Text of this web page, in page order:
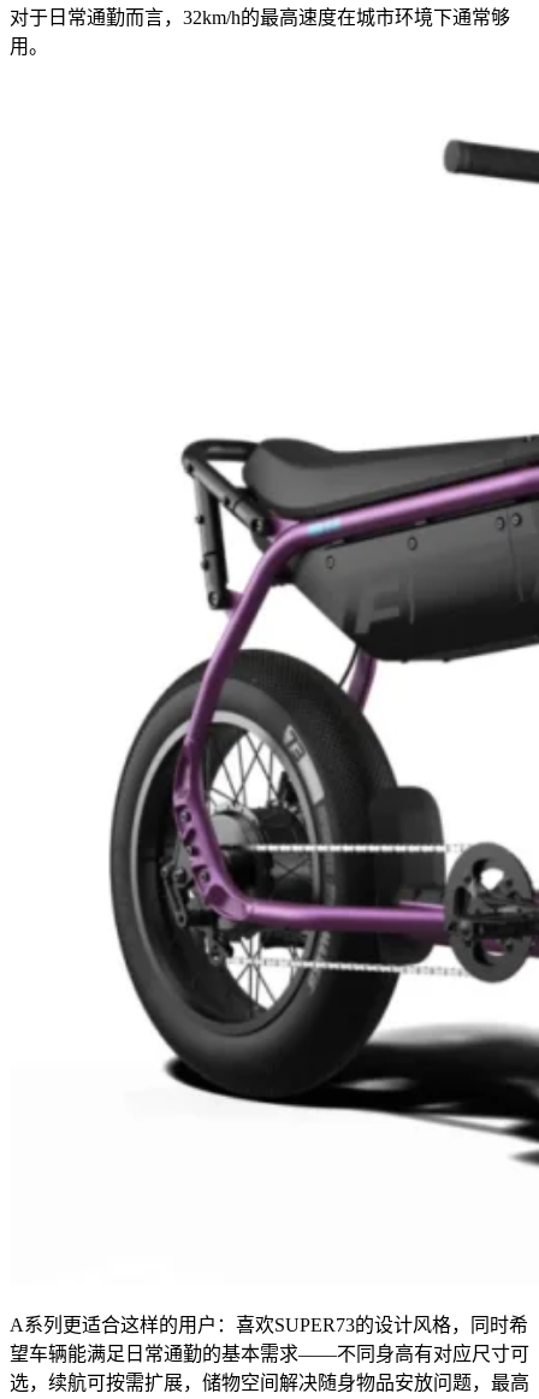
对于日常通勤而言，32km/h的最高速度在城市环境下通常够
用。
A系列更适合这样的用户：喜欢SUPER73的设计风格，同时希
望车辆能满足日常通勤的基本需求——不同身高有对应尺寸可
选，续航可按需扩展，储物空间解决随身物品安放问题，最高